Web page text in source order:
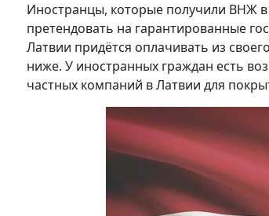
Иностранцы, которые получили ВНЖ в
претендовать на гарантированные
Латвии придётся оплачивать из
ниже. У иностранных граждан есть
частных компаний в Латвии для